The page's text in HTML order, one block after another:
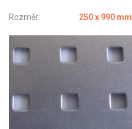
Rozměr: 250 x 990 mm